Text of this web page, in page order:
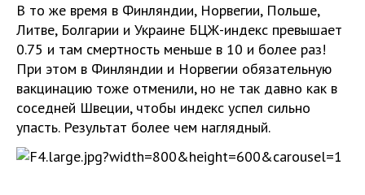
В то же время в Финляндии, Норвегии, Польше,
Литве, Болгарии и Украине БЦЖ-индекс превышает
0.75 и там смертность меньше в 10 и более раз!
При этом в Финляндии и Норвегии обязательную
вакцинацию тоже отменили, но не так давно как в
соседней Швеции, чтобы индекс успел сильно
упасть. Результат более чем наглядный.